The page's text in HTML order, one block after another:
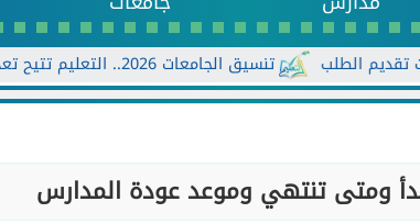
تنسيق الجامعات 2026.. التعليم تتيح تعديل الرغبات أكثر من مرة حتى الأحد...